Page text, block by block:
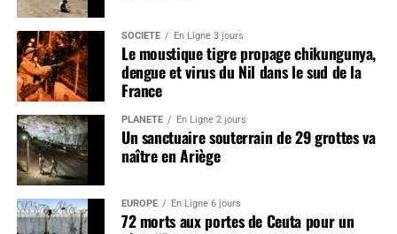
SOCIÉTÉ En Ligne 3 jours
Le moustique tigre propage chikungunya,
dengue et virus du Nil dans le sud de la
France
PLANÈTE En Ligne 2 jours
Un sanctuaire souterrain de 29 grottes va
naître en Ariège
EUROPE En Ligne 6 jours
72 morts aux portes de Ceuta pour un